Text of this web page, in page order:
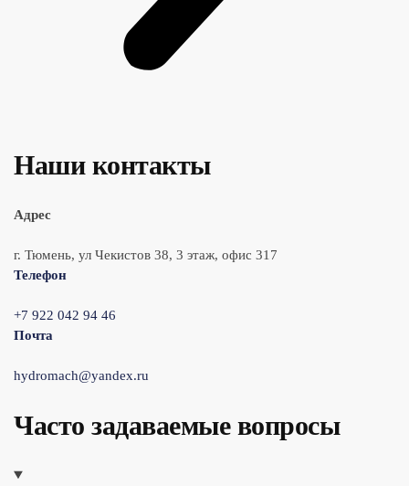
Наши контакты
Адрес
г. Тюмень, ул Чекистов 38, 3 этаж, офис 317
Телефон
+7 922 042 94 46
Почта
hydromach@yandex.ru
Часто задаваемые вопросы